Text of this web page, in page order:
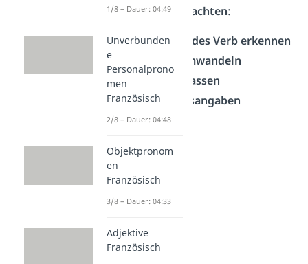
folgendePunkte achten:
redeeinleitendes Verb erkennen
Pronomen umwandeln
Zeitform
anpassen
Zeit- und Ortsangaben
angleichen
1/8 – Dauer: 04:49
Unverbunden
e
Personalprono
men
Französisch
2/8 – Dauer: 04:48
Objektpronom
en
Französisch
3/8 – Dauer: 04:33
Adjektive
Französisch